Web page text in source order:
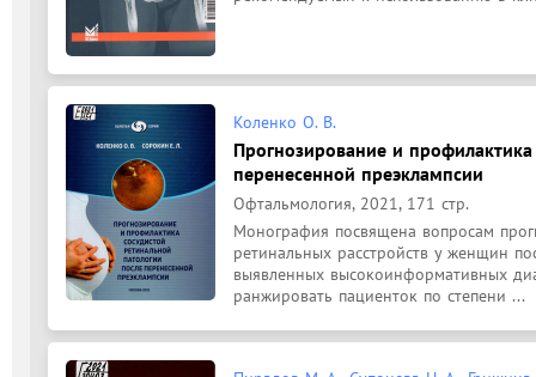
Коленко О. В.
Прогнозирование и
перенесенной преэклампсии
Офтальмология, 2021, 171 стр.
Монография посвящена вопросам
ретинальных расстройств у женщин
выявленных высокоинформативных
ранжировать пациенток по степени ...